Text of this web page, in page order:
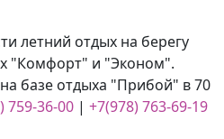
летний отдых на берегу
"Комфорт" и "Эконом".
базе отдыха "Прибой" в 70
759-36-00 | +7(978) 763-69-19